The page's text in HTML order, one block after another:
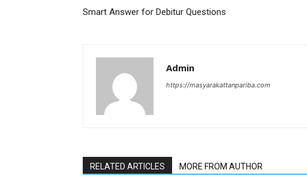
Smart Answer for Debitur Questions
Admin
https://masyarakattanpariba.com
RELATED ARTICLES MORE FROM AUTHOR